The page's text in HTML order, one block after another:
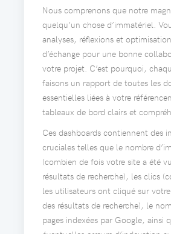
Nous comprenons que notre
quelqu’un chose d’immatériel.
analyses, réflexions et
d’échange pour une bonne
votre projet. C’est pourquoi,
faisons un rapport de toutes les
essentielles liées à votre
tableaux de bord clairs et
Ces dashboards contiennent des
cruciales telles que le nombre
(combien de fois votre site a été
résultats de recherche), les clics
les utilisateurs ont cliqué sur
des résultats de recherche), le
pages indexées par Google, ainsi